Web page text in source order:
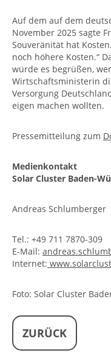
Auf dem auf dem
November 2025 sagte
Souveränität hat
noch höhere Kosten.“
würde es begrüßen,
Wirtschaftsministerin
Versorgung
eigen machen wollten.
Pressemitteilung zum
Medienkontakt
Solar Cluster Baden-
Andreas Schlumberger
Tel.: +49 711 7870-309
E-Mail:
Internet:
Foto: Solar Cluster
ZURÜCK